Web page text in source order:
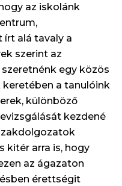
az iskolánk
alá tavaly a
szerint az
egy közös
a tanulóink
különböző
kezdené
kitér arra is, hogy
az ágazaton
érettségit